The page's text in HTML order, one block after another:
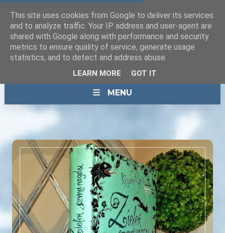
MENU
This site uses cookies from Google to deliver its services
and to analyze traffic. Your IP address and user-agent are
shared with Google along with performance and security
metrics to ensure quality of service, generate usage
statistics, and to detect and address abuse.
LEARN MORE GOT IT